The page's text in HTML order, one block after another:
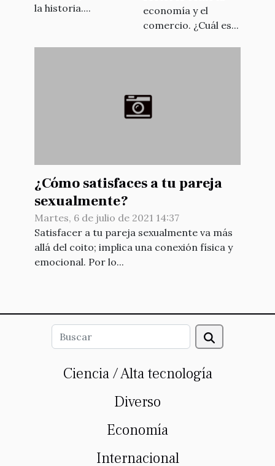
la historia....
economía y el
comercio. ¿Cuál es...
¿Cómo satisfaces a tu pareja
sexualmente?
Martes, 6 de julio de 2021 14:37
Satisfacer a tu pareja sexualmente va más
allá del coito; implica una conexión física y
emocional. Por lo...
Ciencia / Alta tecnología
Diverso
Economía
Internacional